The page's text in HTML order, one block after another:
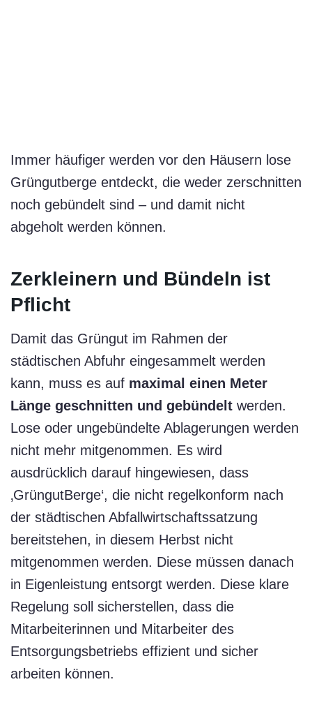
Immer häufiger werden vor den Häusern lose
Grüngutberge entdeckt, die weder zerschnitten
noch gebündelt sind – und damit nicht
abgeholt werden können.
Zerkleinern und Bündeln ist
Pflicht
Damit das Grüngut im Rahmen der
städtischen Abfuhr eingesammelt werden
kann, muss es auf maximal einen Meter
Länge geschnitten und gebündelt werden.
Lose oder ungebündelte Ablagerungen werden
nicht mehr mitgenommen. Es wird
ausdrücklich darauf hingewiesen, dass
‚GrüngutBerge‘, die nicht regelkonform nach
der städtischen Abfallwirtschaftssatzung
bereitstehen, in diesem Herbst nicht
mitgenommen werden. Diese müssen danach
in Eigenleistung entsorgt werden. Diese klare
Regelung soll sicherstellen, dass die
Mitarbeiterinnen und Mitarbeiter des
Entsorgungsbetriebs effizient und sicher
arbeiten können.